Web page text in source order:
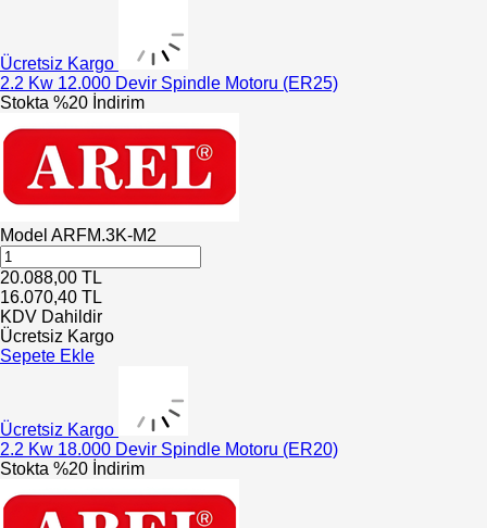
Ücretsiz Kargo
2.2 Kw 12.000 Devir Spindle Motoru (ER25)
Stokta %20 İndirim
Model ARFM.3K-M2
20.088,00 TL
16.070,40 TL
KDV Dahildir
Ücretsiz Kargo
Sepete Ekle
Ücretsiz Kargo
2.2 Kw 18.000 Devir Spindle Motoru (ER20)
Stokta %20 İndirim